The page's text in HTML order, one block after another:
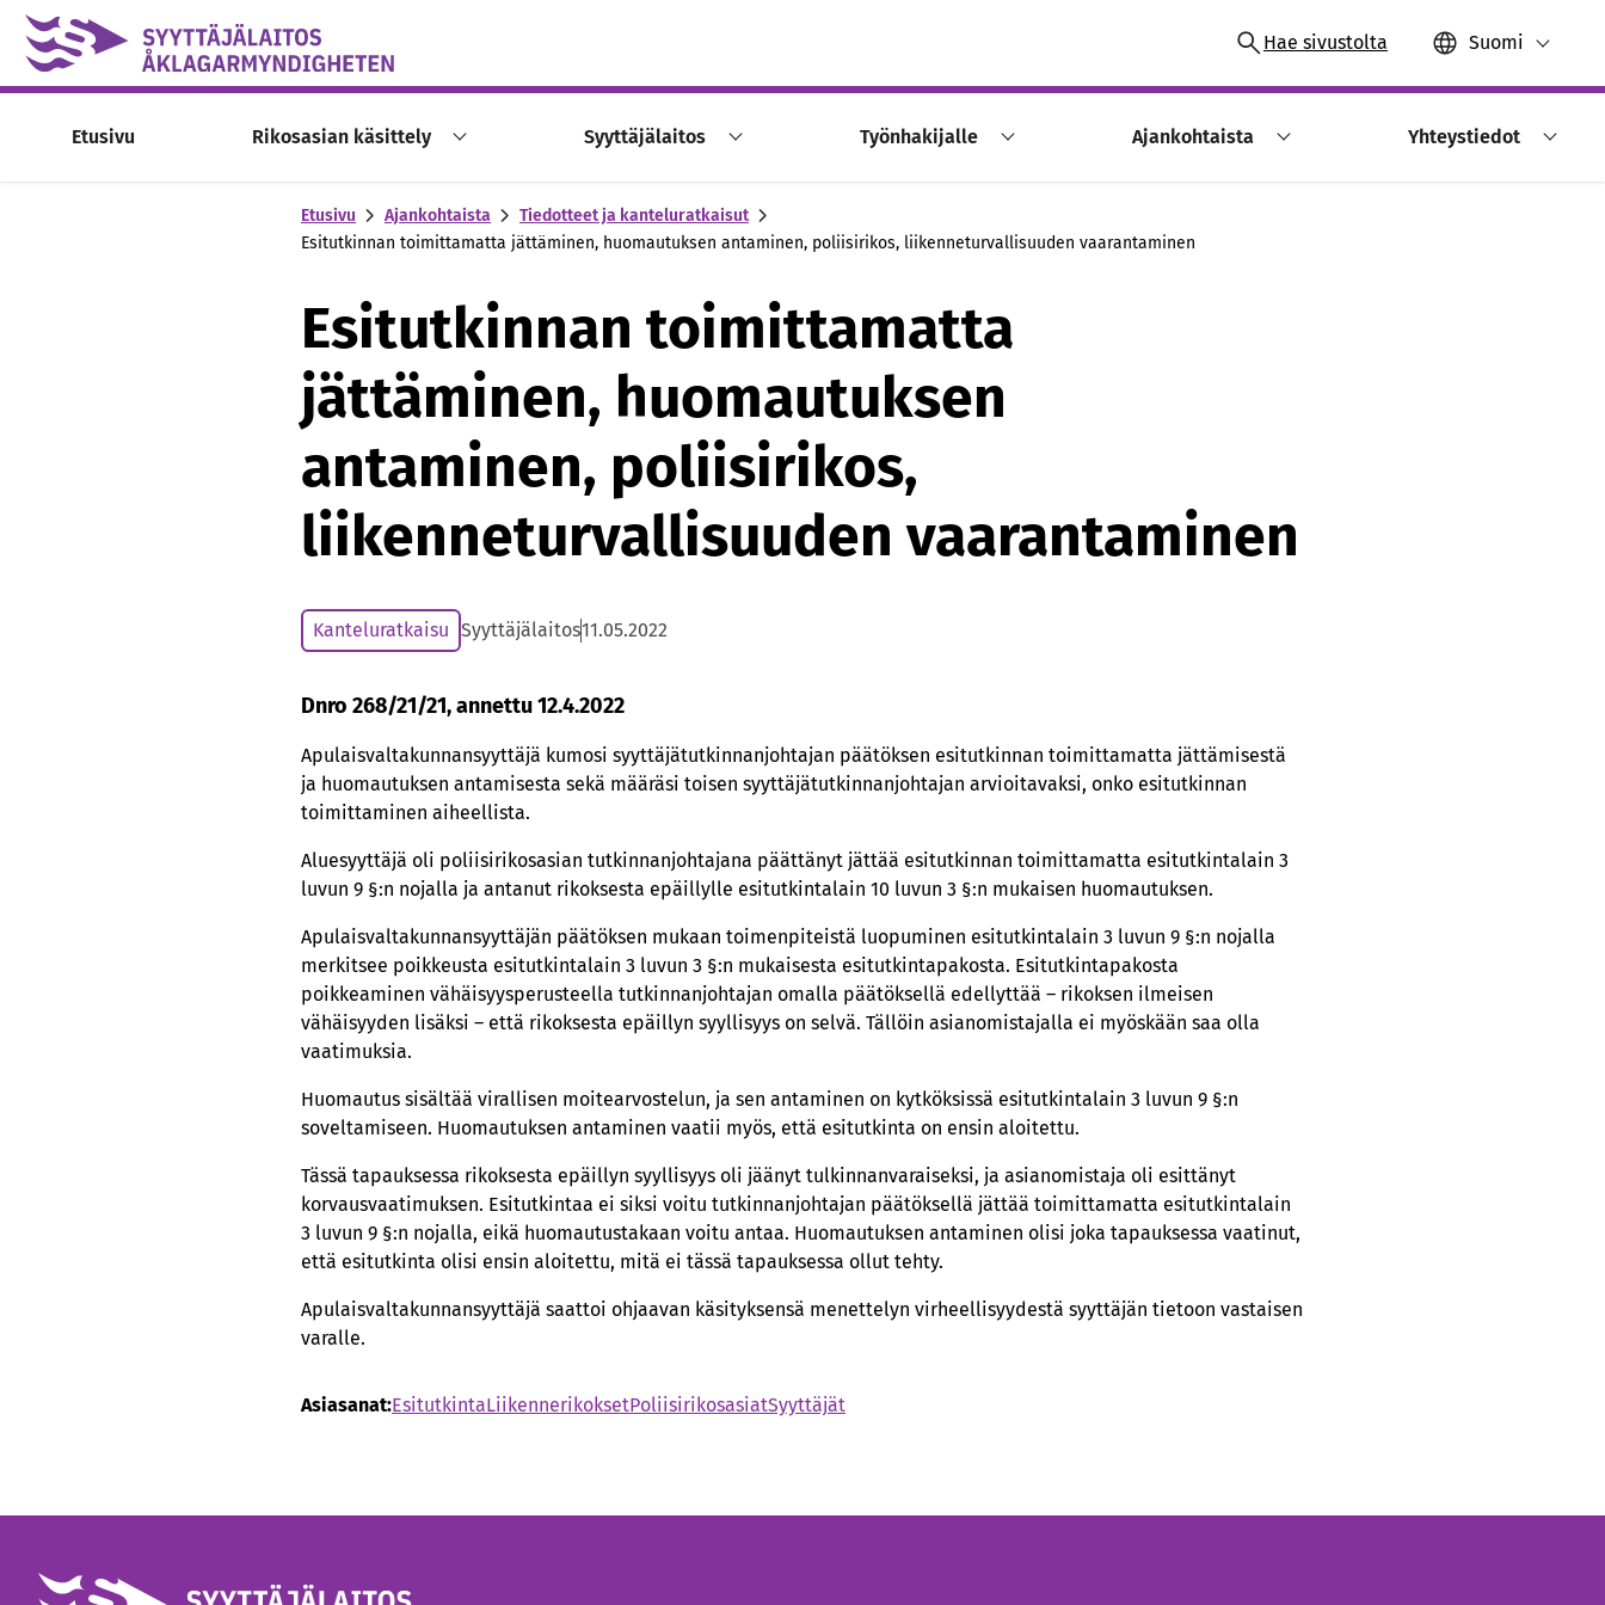
Skip to content -saavutettavuusohje
Hae sivustolta Suomi
Etusivu Rikosasian käsittely Syyttäjälaitos Työnhakijalle Ajankohtaista Yhteystiedot
Etusivu Ajankohtaista
Tiedotteet ja kanteluratkaisut
Esitutkinnan toimittamatta jättäminen, huomautuksen antaminen, poliisirikos, liikenneturvallisuuden vaarantaminen
Esitutkinnan toimittamatta
jättäminen, huomautuksen
antaminen, poliisirikos,
liikenneturvallisuuden vaarantaminen
Kanteluratkaisu Syyttäjälaitos11.05.2022
Dnro 268/21/21, annettu 12.4.2022
Apulaisvaltakunnansyyttäjä kumosi syyttäjätutkinnanjohtajan päätöksen esitutkinnan toimittamatta jättämisestä
ja huomautuksen antamisesta sekä määräsi toisen syyttäjätutkinnanjohtajan arvioitavaksi, onko esitutkinnan
toimittaminen aiheellista.
Aluesyyttäjä oli poliisirikosasian tutkinnanjohtajana päättänyt jättää esitutkinnan toimittamatta esitutkintalain 3
luvun 9 §:n nojalla ja antanut rikoksesta epäillylle esitutkintalain 10 luvun 3 §:n mukaisen huomautuksen.
Apulaisvaltakunnansyyttäjän päätöksen mukaan toimenpiteistä luopuminen esitutkintalain 3 luvun 9 §:n nojalla
merkitsee poikkeusta esitutkintalain 3 luvun 3 §:n mukaisesta esitutkintapakosta. Esitutkintapakosta
poikkeaminen vähäisyysperusteella tutkinnanjohtajan omalla päätöksellä edellyttää – rikoksen ilmeisen
vähäisyyden lisäksi – että rikoksesta epäillyn syyllisyys on selvä. Tällöin asianomistajalla ei myöskään saa olla
vaatimuksia.
Huomautus sisältää virallisen moitearvostelun, ja sen antaminen on kytköksissä esitutkintalain 3 luvun 9 §:n
soveltamiseen. Huomautuksen antaminen vaatii myös, että esitutkinta on ensin aloitettu.
Tässä tapauksessa rikoksesta epäillyn syyllisyys oli jäänyt tulkinnanvaraiseksi, ja asianomistaja oli esittänyt
korvausvaatimuksen. Esitutkintaa ei siksi voitu tutkinnanjohtajan päätöksellä jättää toimittamatta esitutkintalain
3 luvun 9 §:n nojalla, eikä huomautustakaan voitu antaa. Huomautuksen antaminen olisi joka tapauksessa vaatinut,
että esitutkinta olisi ensin aloitettu, mitä ei tässä tapauksessa ollut tehty.
Apulaisvaltakunnansyyttäjä saattoi ohjaavan käsityksensä menettelyn virheellisyydestä syyttäjän tietoon vastaisen
varalle.​​​​​​
Asiasanat:EsitutkintaLiikennerikoksetPoliisirikosasiatSyyttäjät